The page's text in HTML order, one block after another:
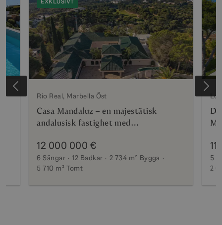
Rio Real, Marbella Öst
Casa Mandaluz – en majestätisk
andalusisk fastighet med
12 000 000 €
6 Sängar 12 Badkar 2 734 m² Bygga
5 710 m² Tomt
5
2